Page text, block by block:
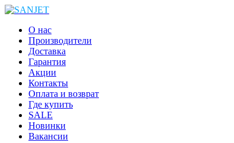
О нас
Производители
Доставка
Гарантия
Акции
Контакты
Оплата и возврат
Где купить
SALE
Новинки
Вакансии